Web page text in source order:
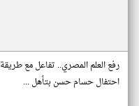
المقالات
الموجوده
هنا عن
رفع العلم المصري.. تفاعل مع طريقة
احتفال حسام حسن بتأهل ...